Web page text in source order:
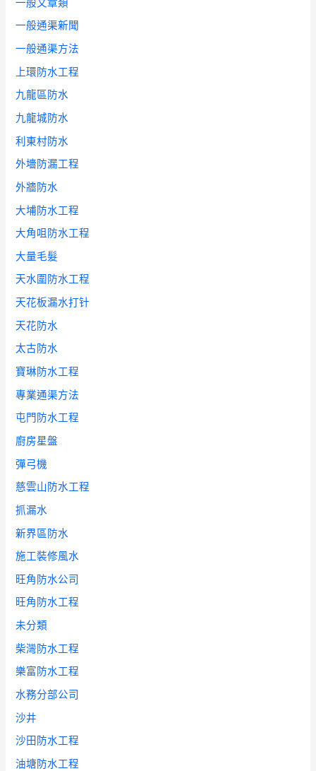
一般文章類
一般通渠新聞
一般通渠方法
上環防水工程
九龍區防水
九龍城防水
利東村防水
外墻防漏工程
外牆防水
大埔防水工程
大角咀防水工程
大量毛髮
天水圍防水工程
天花板漏水打针
天花防水
太古防水
寶琳防水工程
專業通渠方法
屯門防水工程
廚房星盤
彈弓機
慈雲山防水工程
抓漏水
新界區防水
施工裝修風水
旺角防水公司
旺角防水工程
未分類
柴灣防水工程
樂富防水工程
水務分部公司
沙井
沙田防水工程
油塘防水工程